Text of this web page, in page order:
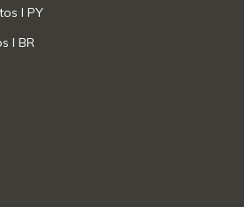
l PY
l BR